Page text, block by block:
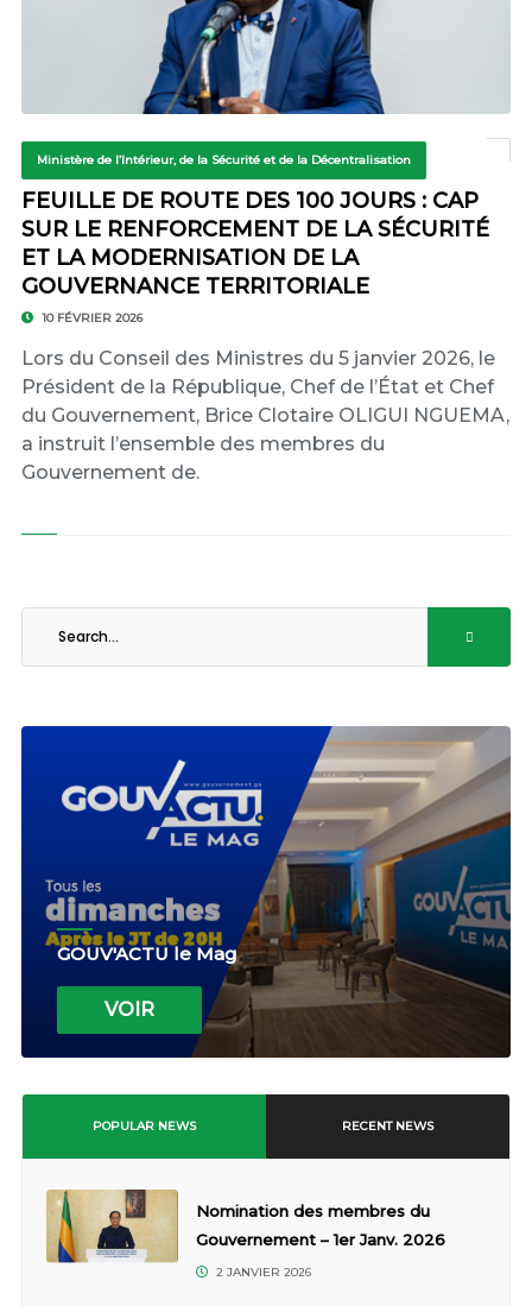
Ministère de l’Intérieur, de la Sécurité et de la Décentralisation
FEUILLE DE ROUTE DES 100 JOURS : CAP
SUR LE RENFORCEMENT DE LA SÉCURITÉ
ET LA MODERNISATION DE LA
GOUVERNANCE TERRITORIALE
10 FÉVRIER 2026
Lors du Conseil des Ministres du 5 janvier 2026, le
Président de la République, Chef de l’État et Chef
du Gouvernement, Brice Clotaire OLIGUI NGUEMA,
a instruit l’ensemble des membres du
Gouvernement de.
GOUV'ACTU le Mag
VOIR
POPULAR NEWS RECENT NEWS
Nomination des membres du
Gouvernement – 1er Janv. 2026
2 JANVIER 2026